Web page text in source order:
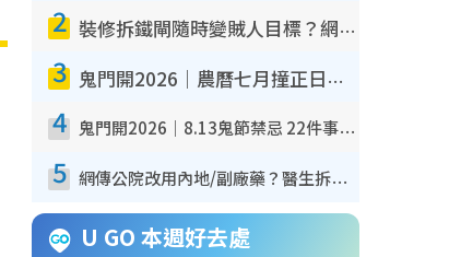
2 裝修拆鐵閘隨時變賊人目標？網民揭2大關鍵用途：裝新式等於白裝？附新舊鐵閘分別
3 鬼門開2026｜農曆七月撞正日全食特別邪？專家警告切忌做一事！揭4大禁忌+2招保平安
4 鬼門開2026｜8.13鬼節禁忌 22件事唔做得！燒肉、刺身要少食？半夜勿吹口哨/打呢個電話
5 網傳公院改用內地/副廠藥？醫生拆解正副廠分別 揭4類人換藥隨時出事
U GO 本週好去處